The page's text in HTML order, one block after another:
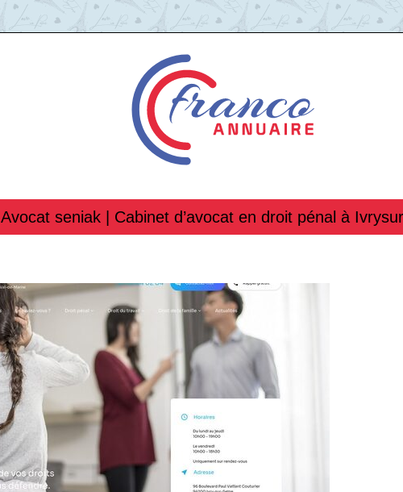
Avocat seniak | Cabinet d’avocat en droit pénal à